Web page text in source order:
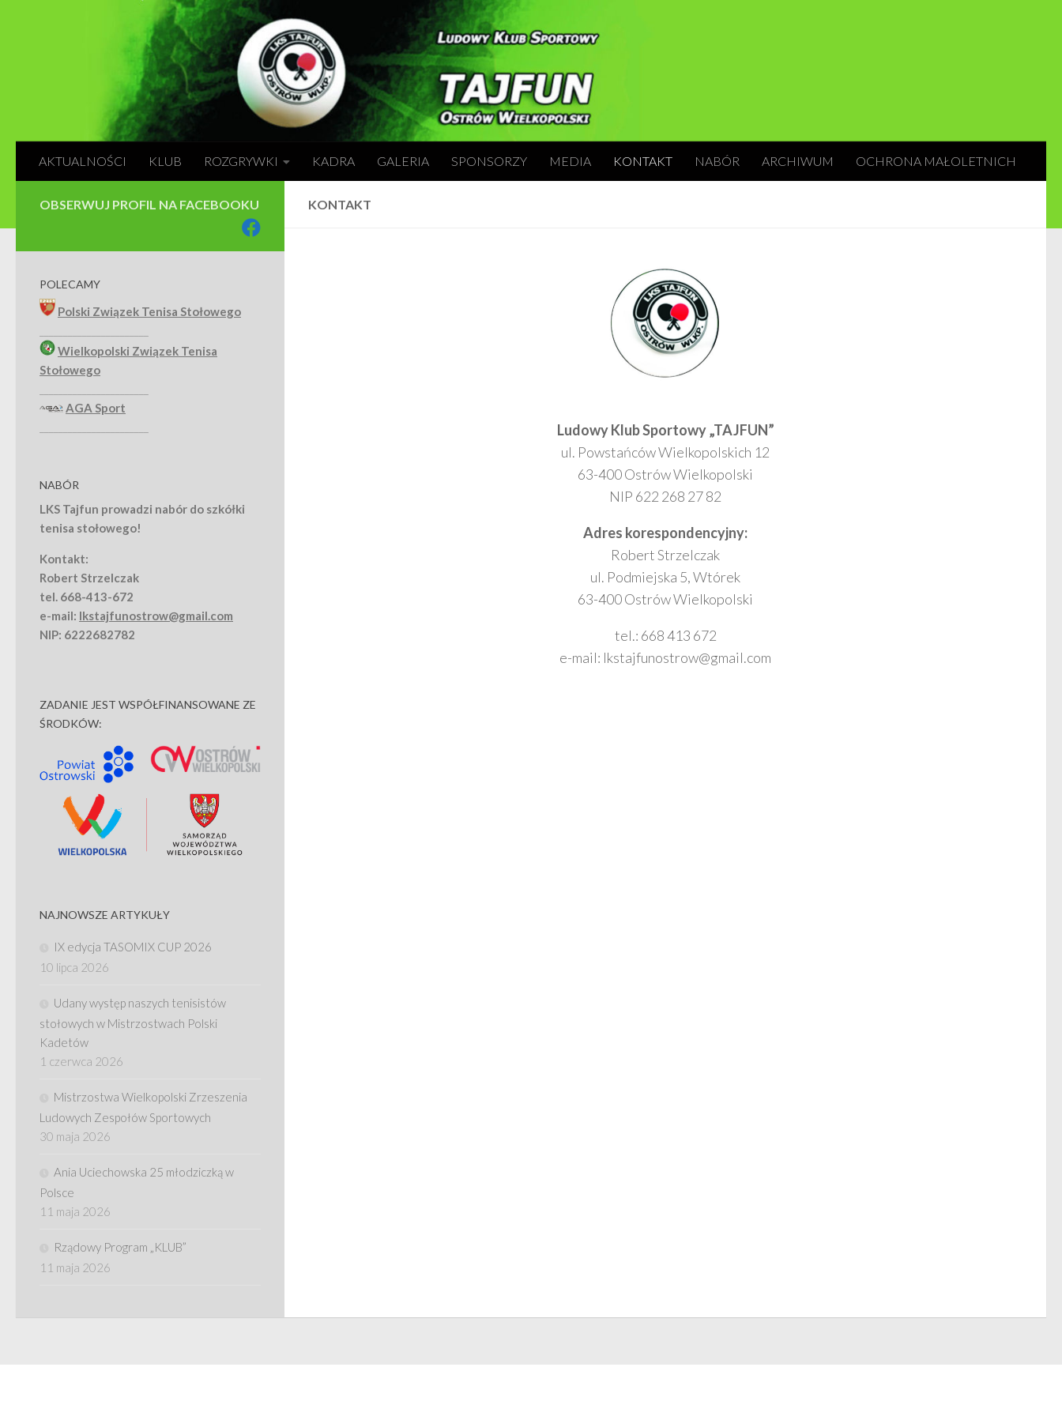
AKTUALNOŚCI KLUB ROZGRYWKI KADRA GALERIA SPONSORZY MEDIA KONTAKT NABÓR ARCHIWUM OCHRONA MAŁOLETNICH
KONTAKT
Ludowy Klub Sportowy „TAJFUN”
ul. Powstańców Wielkopolskich 12
63-400 Ostrów Wielkopolski
NIP 622 268 27 82
Adres korespondencyjny:
Robert Strzelczak
ul. Podmiejska 5, Wtórek
63-400 Ostrów Wielkopolski
tel.: 668 413 672
e-mail: lkstajfunostrow@gmail.com
OBSERWUJ PROFIL NA FACEBOOKU
POLECAMY
Polski Związek Tenisa Stołowego
Wielkopolski Związek Tenisa
Stołowego
AGA Sport
NABÓR
LKS Tajfun prowadzi nabór do szkółki
tenisa stołowego!
Kontakt:
Robert Strzelczak
tel. 668-413-672
e-mail: lkstajfunostrow@gmail.com
NIP: 6222682782
ZADANIE JEST WSPÓŁFINANSOWANE ZE
ŚRODKÓW:
NAJNOWSZE ARTYKUŁY
IX edycja TASOMIX CUP 2026
10 lipca 2026
Udany występ naszych tenisistów
stołowych w Mistrzostwach Polski
Kadetów
1 czerwca 2026
Mistrzostwa Wielkopolski Zrzeszenia
Ludowych Zespołów Sportowych
30 maja 2026
Ania Uciechowska 25 młodziczką w
Polsce
11 maja 2026
Rządowy Program „KLUB”
11 maja 2026